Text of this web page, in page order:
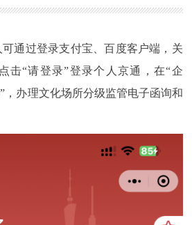
通过登录支付宝、百度客户端，关
击“请登录”登录个人京通，在“企
，办理文化场所分级监管电子函询和